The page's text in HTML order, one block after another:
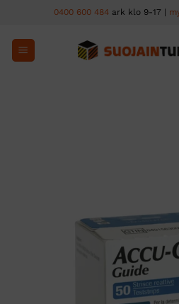
content
0400 600 484 ark klo 9-17 |